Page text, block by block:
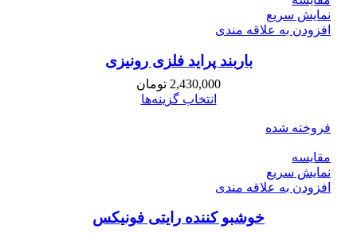
نمایش سریع
افزودن به علاقه مندی
باربند پراید فلزی رونیزی
2,430,000 تومان
انتخاب گزینه‌ها
فروخته شده
مقايسه
نمایش سریع
افزودن به علاقه مندی
خوشبو کننده رایتی فونیکس